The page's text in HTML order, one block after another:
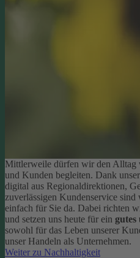
Mittlerweile dürfen wir den
und Kunden begleiten. Dank
digital aus Regionaldirektionen,
zuverlässigen Kundenservice
einfach für Sie da. Dabei richten
und setzen uns heute für ein gutes
sowohl für das Leben unserer
unser Handeln als Unternehmen.
Weiter zu Nachhaltigkeit